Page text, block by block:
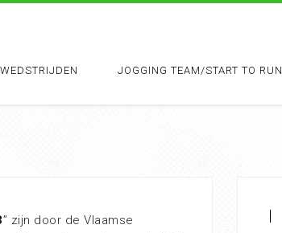
WEDSTRIJDEN JOGGING TEAM/START TO RUN
” zijn door de Vlaamse